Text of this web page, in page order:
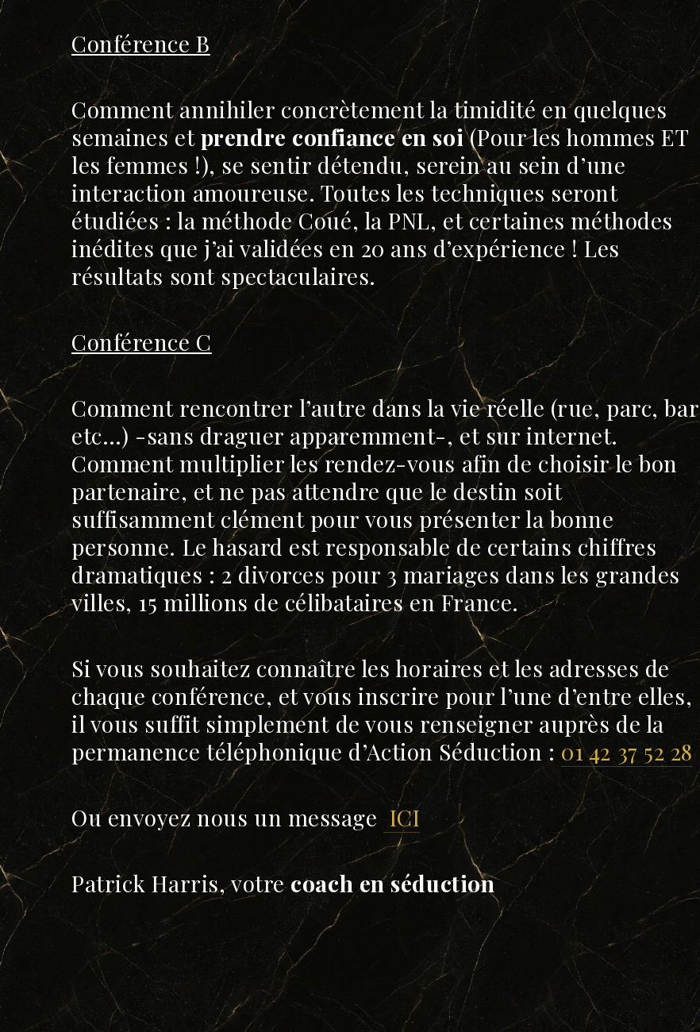
Conférence B
Comment annihiler concrètement la timidité en quelques
semaines etprendre confiance en soi(Pour les hommes ET
les femmes !), se sentir détendu, serein au sein d’une
interaction amoureuse. Toutes les techniques seront
étudiées : la méthode Coué, la PNL, et certaines méthodes
inédites que j’ai validées en 20 ans d’expérience ! Les
résultats sont spectaculaires.
Conférence C
Comment rencontrer l’autre dans la vie réelle (rue, parc, bar
etc…) -sans draguer apparemment-, et sur internet.
Comment multiplier les rendez-vous afin de choisir le bon
partenaire, et ne pas attendre que le destin soit
suffisamment clément pour vous présenter la bonne
personne. Le hasard est responsable de certains chiffres
dramatiques : 2 divorces pour 3 mariages dans les grandes
villes, 15 millions de célibataires en France.
Si vous souhaitez connaître les horaires et les adresses de
chaque conférence, et vous inscrire pour l’une d’entre elles,
il vous suffit simplement de vous renseigner auprès de la
permanence téléphonique d’Action Séduction : 01 42 37 52 28
Ou envoyez nous un message ICI
Patrick Harris, votrecoach en séduction